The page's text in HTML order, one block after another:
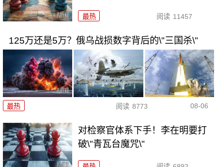
最热 阅读 11457
125万还是5万？俄乌战损数字背后的\"三国杀\"
最热 阅读 8773 08-06
对检察官体系下手！李在明要打
破\"青瓦台魔咒\"